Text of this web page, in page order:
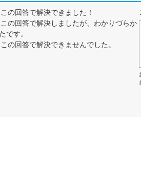
この回答で解決できました！
この回答で解決しましたが、わかりづらか
です。
この回答で解決できませんでした。